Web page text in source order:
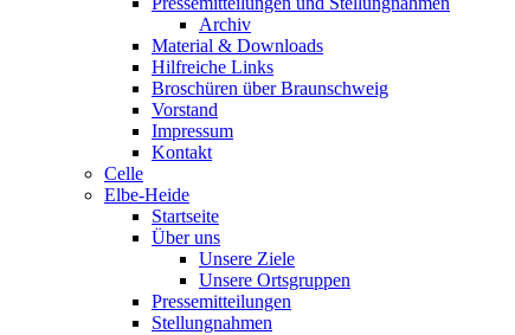
Archiv
Material & Downloads
Hilfreiche Links
Broschüren über Braunschweig
Vorstand
Impressum
Kontakt
Celle
Elbe-Heide
Startseite
Über uns
Unsere Ziele
Unsere Ortsgruppen
Pressemitteilungen
Stellungnahmen